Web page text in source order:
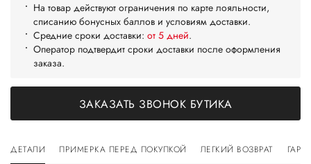
На товар действуют ограничения по карте лояльности,
списанию бонусных баллов и условиям доставки.
Средние сроки доставки: от 5 дней.
Оператор подтвердит сроки доставки после оформления
заказа.
ЗАКАЗАТЬ ЗВОНОК БУТИКА
ДЕТАЛИ ПРИМЕРКА ПЕРЕД ПОКУПКОЙ ЛЕГКИЙ ВОЗВРАТ